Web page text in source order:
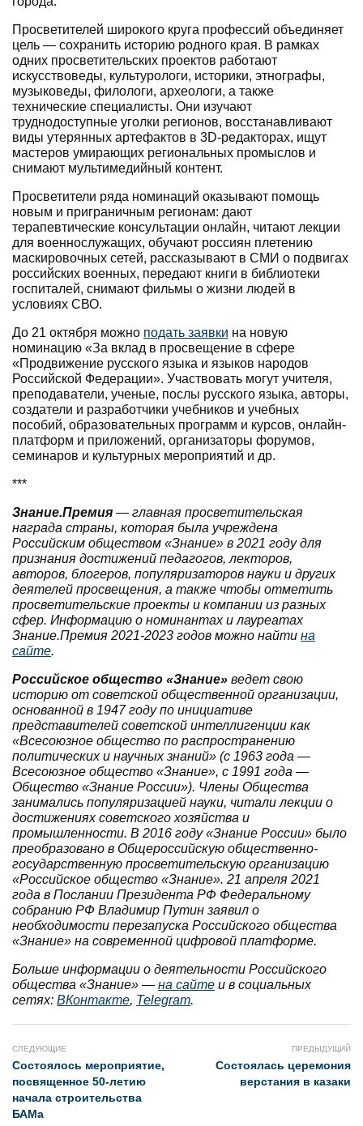
Просветителей широкого круга профессий объединяет
цель — сохранить историю родного края. В рамках
одних просветительских проектов работают
искусствоведы, культурологи, историки, этнографы,
музыковеды, филологи, археологи, а также
технические специалисты. Они изучают
труднодоступные уголки регионов, восстанавливают
виды утерянных артефактов в 3D-редакторах, ищут
мастеров умирающих региональных промыслов и
снимают мультимедийный контент.
Просветители ряда номинаций оказывают помощь
новым и приграничным регионам: дают
терапевтические консультации онлайн, читают лекции
для военнослужащих, обучают россиян плетению
маскировочных сетей, рассказывают в СМИ о подвигах
российских военных, передают книги в библиотеки
госпиталей, снимают фильмы о жизни людей в
условиях СВО.
До 21 октября можно подать заявки на новую
номинацию «За вклад в просвещение в сфере
«Продвижение русского языка и языков народов
Российской Федерации». Участвовать могут учителя,
преподаватели, ученые, послы русского языка, авторы,
создатели и разработчики учебников и учебных
пособий, образовательных программ и курсов, онлайн-
платформ и приложений, организаторы форумов,
семинаров и культурных мероприятий и др.
***
Знание.Премия — главная просветительская
награда страны, которая была учреждена
Российским обществом «Знание» в 2021 году для
признания достижений педагогов, лекторов,
авторов, блогеров, популяризаторов науки и других
деятелей просвещения, а также чтобы отметить
просветительские проекты и компании из разных
сфер. Информацию о номинантах и лауреатах
Знание.Премия 2021-2023 годов можно найти на
сайте.
Российское общество «Знание» ведет свою
историю от советской общественной организации,
основанной в 1947 году по инициативе
представителей советской интеллигенции как
«Всесоюзное общество по распространению
политических и научных знаний» (с 1963 года —
Всесоюзное общество «Знание», с 1991 года —
Общество «Знание России»). Члены Общества
занимались популяризацией науки, читали лекции о
достижениях советского хозяйства и
промышленности. В 2016 году «Знание России» было
преобразовано в Общероссийскую общественно-
государственную просветительскую организацию
«Российское общество «Знание». 21 апреля 2021
года в Послании Президента РФ Федеральному
собранию РФ Владимир Путин заявил о
необходимости перезапуска Российского общества
«Знание» на современной цифровой платформе.
Больше информации о деятельности Российского
общества «Знание» — на сайте и в социальных
сетях: ВКонтакте, Telegram.
СЛЕДУЮЩИЕ
Состоялось мероприятие,
посвященное 50-летию
начала строительства
БАМа
ПРЕДЫДУЩИЙ
Состоялась церемония
верстания в казаки